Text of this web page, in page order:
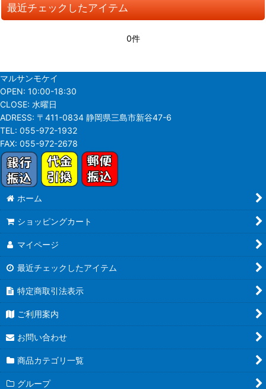
最近チェックしたアイテム
0件
マルサンモケイ
OPEN: 10:00-18:30
CLOSE: 水曜日
ADRESS: 〒411-0834 静岡県三島市新谷47-6
TEL: 055-972-1932
FAX: 055-972-2678
ホーム
ショッピングカート
マイページ
最近チェックしたアイテム
特定商取引法表示
ご利用案内
お問い合わせ
商品カテゴリ一覧
グループ